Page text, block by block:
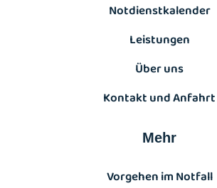
Notdienstkalender
Leistungen
Über uns
Kontakt und Anfahrt
Mehr
Vorgehen im Notfall